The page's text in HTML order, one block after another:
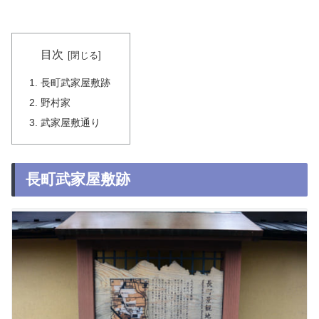
目次
長町武家屋敷跡
野村家
武家屋敷通り
長町武家屋敷跡